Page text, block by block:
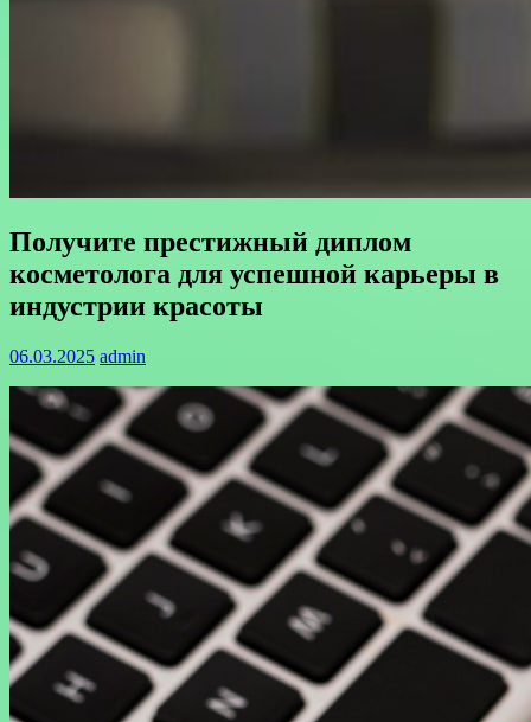
Получите престижный диплом
косметолога для успешной карьеры в
индустрии красоты
06.03.2025 admin